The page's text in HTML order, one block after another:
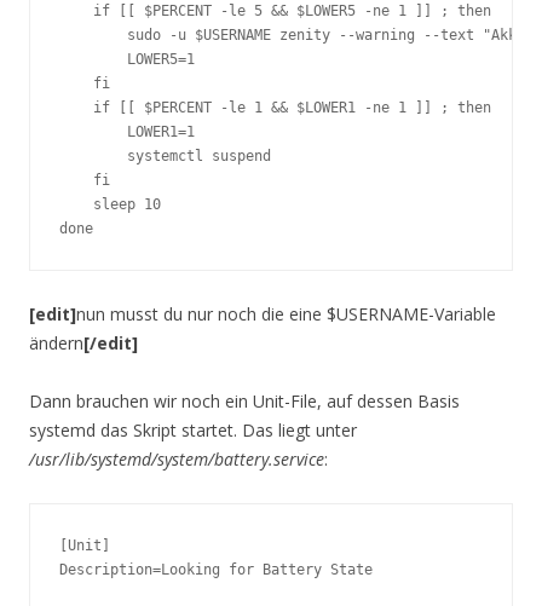
if [[ $PERCENT -le 5 && $LOWER5 -ne 1 ]] ; then
sudo -u $USERNAME zenity --warning --text "Akku
LOWER5=1
fi
if [[ $PERCENT -le 1 && $LOWER1 -ne 1 ]] ; then
LOWER1=1
systemctl suspend
fi
sleep 10
done
[edit]nun musst du nur noch die eine $USERNAME-Variable
ändern[/edit]
Dann brauchen wir noch ein Unit-File, auf dessen Basis
systemd das Skript startet. Das liegt unter
/usr/lib/systemd/system/battery.service:
[Unit]
Description=Looking for Battery State